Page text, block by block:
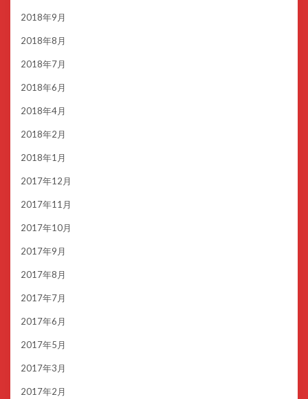
2018年9月
2018年8月
2018年7月
2018年6月
2018年4月
2018年2月
2018年1月
2017年12月
2017年11月
2017年10月
2017年9月
2017年8月
2017年7月
2017年6月
2017年5月
2017年3月
2017年2月